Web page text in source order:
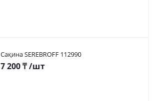
Сақина SEREBROFF 112990
7 200₸/шт